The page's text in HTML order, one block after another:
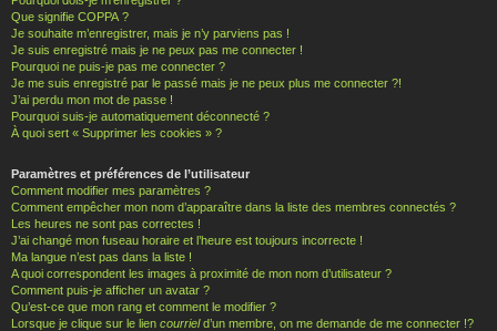
Que signifie COPPA ?
Je souhaite m’enregistrer, mais je n’y parviens pas !
Je suis enregistré mais je ne peux pas me connecter !
Pourquoi ne puis-je pas me connecter ?
Je me suis enregistré par le passé mais je ne peux plus me connecter ?!
J’ai perdu mon mot de passe !
Pourquoi suis-je automatiquement déconnecté ?
À quoi sert « Supprimer les cookies » ?
Paramètres et préférences de l’utilisateur
Comment modifier mes paramètres ?
Comment empêcher mon nom d’apparaître dans la liste des membres connectés ?
Les heures ne sont pas correctes !
J’ai changé mon fuseau horaire et l’heure est toujours incorrecte !
Ma langue n’est pas dans la liste !
A quoi correspondent les images à proximité de mon nom d’utilisateur ?
Comment puis-je afficher un avatar ?
Qu’est-ce que mon rang et comment le modifier ?
Lorsque je clique sur le lien courrield’un membre, on me demande de me connecter !?